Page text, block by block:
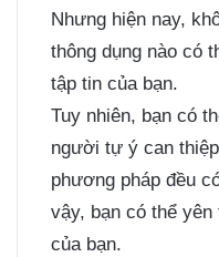
Nhưng hiện nay,
thông dụng nào có
tập tin của bạn.
Tuy nhiên, bạn có
người tự ý can
phương pháp đều
vậy, bạn có thể
của bạn.